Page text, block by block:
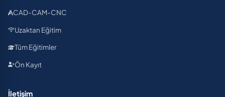
CAD-CAM-CNC
Uzaktan Eğitim
Tüm Eğitimler
Ön Kayıt
İletişim